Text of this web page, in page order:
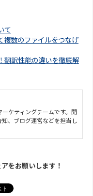
て
数のファイルをつなげ
翻訳性能の違いを徹底解
ケティングチームです。開
、ブログ運営などを担当し
をお願いします！